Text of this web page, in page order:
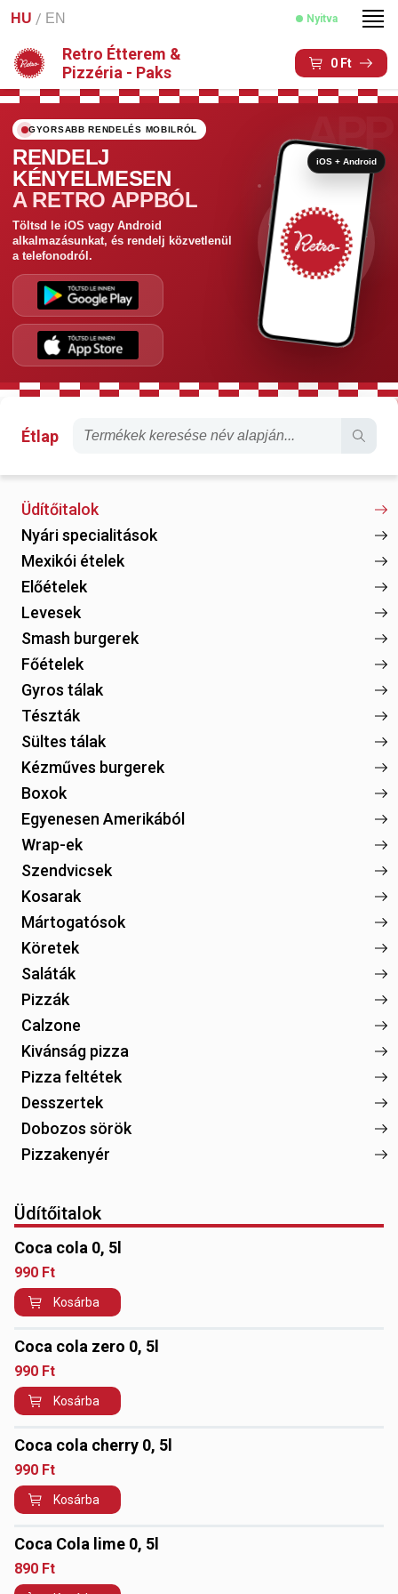
HU / EN Nyitva
Retro Étterem &
Pizzéria - Paks
0 Ft
GYORSABB RENDELÉS MOBILRÓL
RENDELJ
KÉNYELMESEN
A RETRO APPBÓL
Töltsd le iOS vagy Android
alkalmazásunkat, és rendelj közvetlenül
a telefonodról.
iOS + Android
Étlap
Üdítőitalok
Nyári specialitások
Mexikói ételek
Előételek
Levesek
Smash burgerek
Főételek
Gyros tálak
Tészták
Sültes tálak
Kézműves burgerek
Boxok
Egyenesen Amerikából
Wrap-ek
Szendvicsek
Kosarak
Mártogatósok
Köretek
Saláták
Pizzák
Calzone
Kivánság pizza
Pizza feltétek
Desszertek
Dobozos sörök
Pizzakenyér
Üdítőitalok
Coca cola 0, 5l
990 Ft
Kosárba
Coca cola zero 0, 5l
990 Ft
Kosárba
Coca cola cherry 0, 5l
990 Ft
Kosárba
Coca Cola lime 0, 5l
890 Ft